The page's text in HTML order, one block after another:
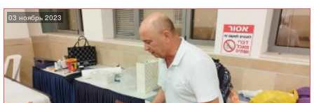
03 ноябрь 2023